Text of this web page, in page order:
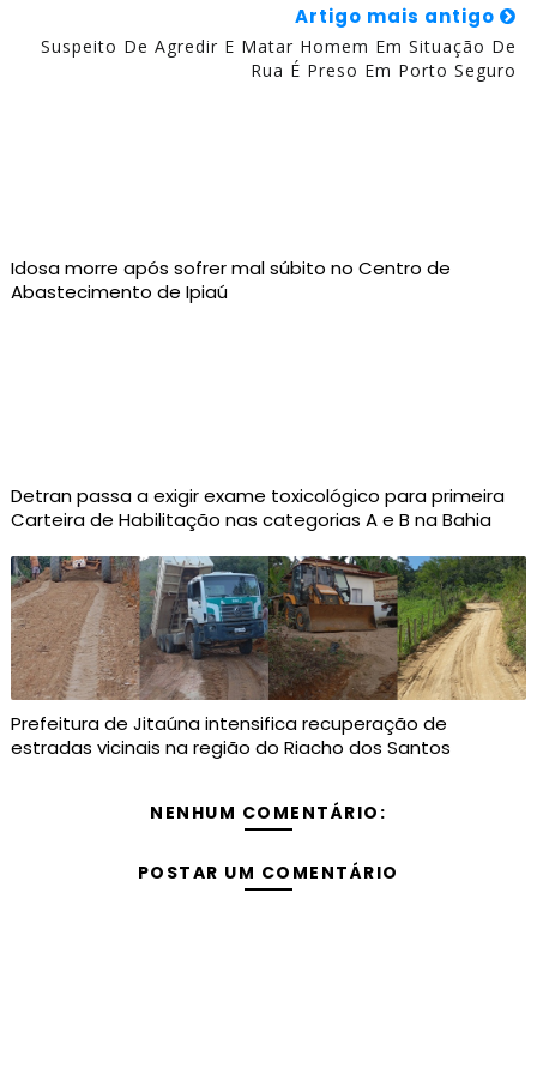
Artigo mais antigo
Suspeito De Agredir E Matar Homem Em Situação De
Rua É Preso Em Porto Seguro
Idosa morre após sofrer mal súbito no Centro de
Abastecimento de Ipiaú
Detran passa a exigir exame toxicológico para primeira
Carteira de Habilitação nas categorias A e B na Bahia
Prefeitura de Jitaúna intensifica recuperação de
estradas vicinais na região do Riacho dos Santos
NENHUM COMENTÁRIO:
POSTAR UM COMENTÁRIO